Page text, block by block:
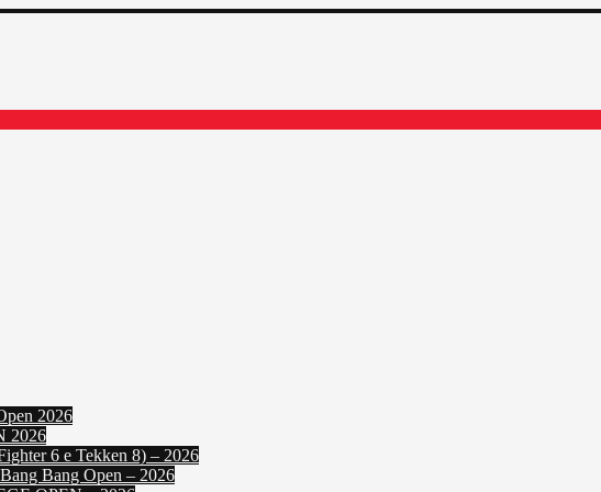
2026
2026
6 e Tekken 8) – 2026
Bang Open – 2026